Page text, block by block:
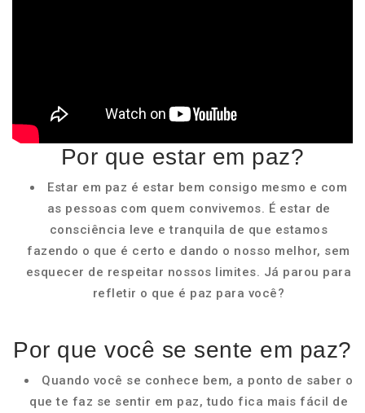
Por que estar em paz?
Estar em paz é estar bem consigo mesmo e com
as pessoas com quem convivemos. É estar de
consciência leve e tranquila de que estamos
fazendo o que é certo e dando o nosso melhor, sem
esquecer de respeitar nossos limites. Já parou para
refletir o que é paz para você?
Por que você se sente em paz?
Quando você se conhece bem, a ponto de saber o
que te faz se sentir em paz, tudo fica mais fácil de